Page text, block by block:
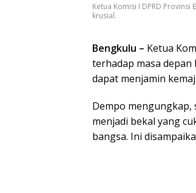
Ketua Komisi I DPRD
krusial.
Bengkulu – Ketua
terhadap masa
dapat menjamin
Dempo mengungkap,
menjadi bekal yang
bangsa. Ini